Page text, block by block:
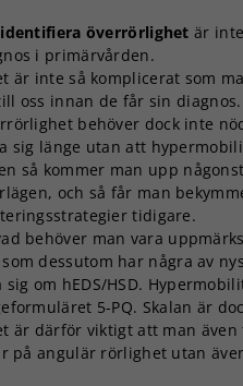
överrörlighet är
i primärvården.
är inte så komplicerat som
oss innan de får sin diagnos.
behöver dock inte
sig länge utan att
så kommer man upp
och så får man
tidigare.
behöver man vara
som dessutom har några av
sig om hEDS/HSD.
5-PQ. Skalan är
är därför viktigt att man
på angulär rörlighet utan